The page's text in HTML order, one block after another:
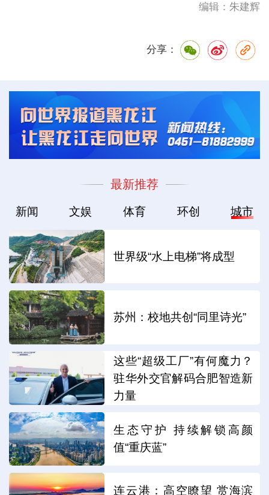
编辑：朱建辉
分享：
最新推荐
新闻 文娱 体育 环创 城市
世界级“水上电梯”将成型
苏州：校地共创“同里诗光”
这些“超级工厂”有何魔力？
驻华外交官解码合肥智造新
力量
生态守护 持续解锁高颜
值“重庆蓝”
连云港：高空瞭望 赏海滨